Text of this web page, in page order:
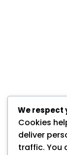
We respect
Cookies
deliver
traffic. You